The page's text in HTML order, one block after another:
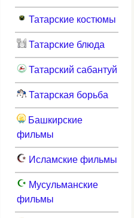
Татарские костюмы
Татарские блюда
Татарский сабантуй
Татарская борьба
Башкирские
фильмы
Исламские фильмы
Мусульманские
фильмы